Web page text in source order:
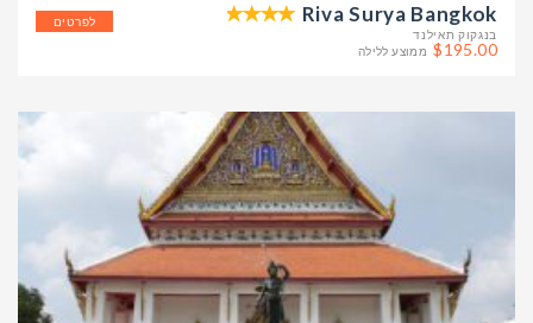
לפרטים Riva Surya Bangkok
בנגקוק תאילנד
$195.00 ממוצע ללילה